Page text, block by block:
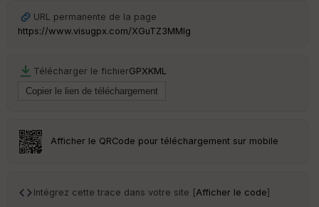
URL permanente de la page
https://www.visugpx.com/XGuTZ3MMlg
Télécharger le fichierGPXKML
Afficher le QRCode pour téléchargement sur mobile
Intégrez cette trace dans votre site [Afficher le code]